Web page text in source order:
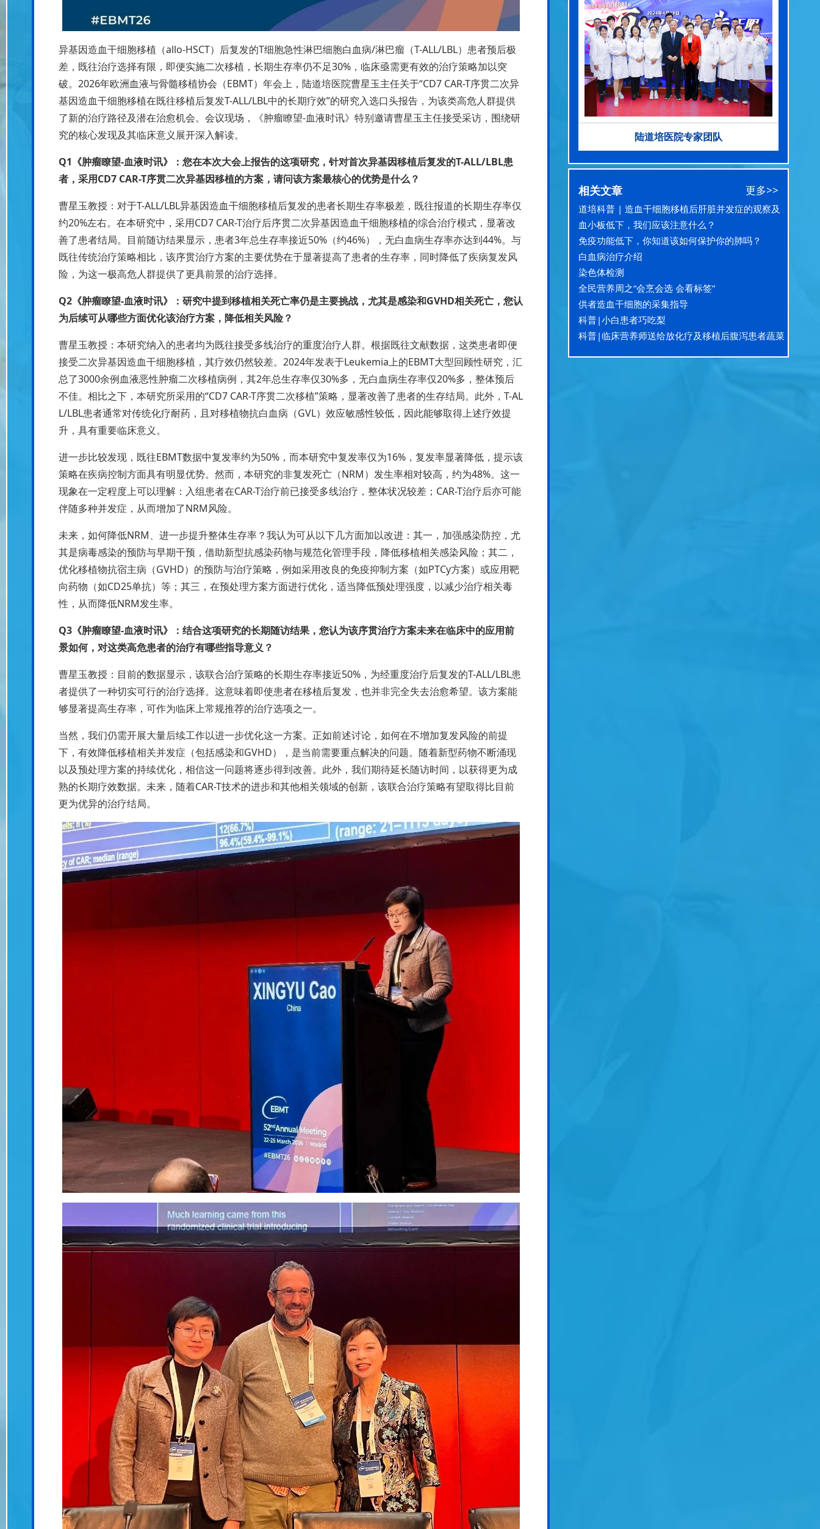
异基因造血干细胞移植（allo-HSCT）后复发的T细胞急性淋巴细胞白血病/淋巴瘤（T-ALL/LBL）患者预后极
差，既往治疗选择有限，即便实施二次移植，长期生存率仍不足30%，临床亟需更有效的治疗策略加以突
破。2026年欧洲血液与骨髓移植协会（EBMT）年会上，陆道培医院曹星玉主任关于“CD7 CAR-T序贯二次异
基因造血干细胞移植在既往移植后复发T-ALL/LBL中的长期疗效”的研究入选口头报告，为该类高危人群提供
了新的治疗路径及潜在治愈机会。会议现场，《肿瘤瞭望-血液时讯》特别邀请曹星玉主任接受采访，围绕研
究的核心发现及其临床意义展开深入解读。
Q1《肿瘤瞭望-血液时讯》：您在本次大会上报告的这项研究，针对首次异基因移植后复发的T-ALL/LBL患
者，采用CD7 CAR-T序贯二次异基因移植的方案，请问该方案最核心的优势是什么？
曹星玉教授：对于T-ALL/LBL异基因造血干细胞移植后复发的患者长期生存率极差，既往报道的长期生存率仅
约20%左右。在本研究中，采用CD7 CAR-T治疗后序贯二次异基因造血干细胞移植的综合治疗模式，显著改
善了患者结局。目前随访结果显示，患者3年总生存率接近50%（约46%），无白血病生存率亦达到44%。与
既往传统治疗策略相比，该序贯治疗方案的主要优势在于显著提高了患者的生存率，同时降低了疾病复发风
险，为这一极高危人群提供了更具前景的治疗选择。
Q2《肿瘤瞭望-血液时讯》：研究中提到移植相关死亡率仍是主要挑战，尤其是感染和GVHD相关死亡，您认
为后续可从哪些方面优化该治疗方案，降低相关风险？
曹星玉教授：本研究纳入的患者均为既往接受多线治疗的重度治疗人群。根据既往文献数据，这类患者即便
接受二次异基因造血干细胞移植，其疗效仍然较差。2024年发表于Leukemia上的EBMT大型回顾性研究，汇
总了3000余例血液恶性肿瘤二次移植病例，其2年总生存率仅30%多，无白血病生存率仅20%多，整体预后
不佳。相比之下，本研究所采用的“CD7 CAR-T序贯二次移植”策略，显著改善了患者的生存结局。此外，T-AL
L/LBL患者通常对传统化疗耐药，且对移植物抗白血病（GVL）效应敏感性较低，因此能够取得上述疗效提
升，具有重要临床意义。
进一步比较发现，既往EBMT数据中复发率约为50%，而本研究中复发率仅为16%，复发率显著降低，提示该
策略在疾病控制方面具有明显优势。然而，本研究的非复发死亡（NRM）发生率相对较高，约为48%。这一
现象在一定程度上可以理解：入组患者在CAR-T治疗前已接受多线治疗，整体状况较差；CAR-T治疗后亦可能
伴随多种并发症，从而增加了NRM风险。
未来，如何降低NRM、进一步提升整体生存率？我认为可从以下几方面加以改进：其一，加强感染防控，尤
其是病毒感染的预防与早期干预，借助新型抗感染药物与规范化管理手段，降低移植相关感染风险；其二，
优化移植物抗宿主病（GVHD）的预防与治疗策略，例如采用改良的免疫抑制方案（如PTCy方案）或应用靶
向药物（如CD25单抗）等；其三，在预处理方案方面进行优化，适当降低预处理强度，以减少治疗相关毒
性，从而降低NRM发生率。
Q3《肿瘤瞭望-血液时讯》：结合这项研究的长期随访结果，您认为该序贯治疗方案未来在临床中的应用前
景如何，对这类高危患者的治疗有哪些指导意义？
曹星玉教授：目前的数据显示，该联合治疗策略的长期生存率接近50%，为经重度治疗后复发的T-ALL/LBL患
者提供了一种切实可行的治疗选择。这意味着即使患者在移植后复发，也并非完全失去治愈希望。该方案能
够显著提高生存率，可作为临床上常规推荐的治疗选项之一。
当然，我们仍需开展大量后续工作以进一步优化这一方案。正如前述讨论，如何在不增加复发风险的前提
下，有效降低移植相关并发症（包括感染和GVHD），是当前需要重点解决的问题。随着新型药物不断涌现
以及预处理方案的持续优化，相信这一问题将逐步得到改善。此外，我们期待延长随访时间，以获得更为成
熟的长期疗效数据。未来，随着CAR-T技术的进步和其他相关领域的创新，该联合治疗策略有望取得比目前
更为优异的治疗结局。
陆道培医院专家团队
相关文章 更多>>
道培科普 | 造血干细胞移植后肝脏并发症的观察及
护理血小板低下，我们应该注意什么？
免疫功能低下，你知道该如何保护你的肺吗？
白血病治疗介绍
染色体检测
全民营养周之“会烹会选 会看标签”
供者造血干细胞的采集指导
科普|小白患者巧吃梨
科普|临床营养师送给放化疗及移植后腹泻患者蔬菜